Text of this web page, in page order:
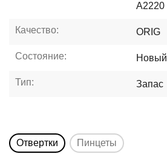
A2220
Качество: ORIG
Состояние: Новый
Тип: Запас
Отвертки Пинцеты